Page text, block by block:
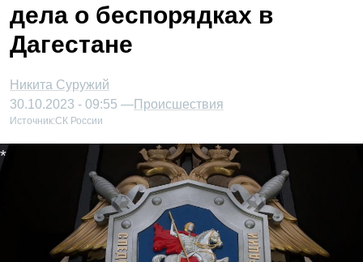
дела о беспорядках в
Дагестане
Никита Суружий
30.10.2023 - 09:55 —Происшествия
Источник:СК России